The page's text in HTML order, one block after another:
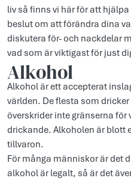
liv så finns vi här för att
beslut om att förändra dina
diskutera för- och nackdelar
vad som är viktigast för just
Alkohol
Alkohol är ett accepterat
världen. De flesta som
överskrider inte gränserna
drickande. Alkoholen är blott
tillvaron.
För många människor är det
alkohol är legalt, så är det